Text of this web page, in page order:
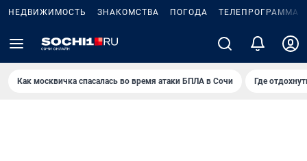
НЕДВИЖИМОСТЬ ЗНАКОМСТВА ПОГОДА ТЕЛЕПРОГРАММА
Как москвичка спасалась во время атаки БПЛА в Сочи Где